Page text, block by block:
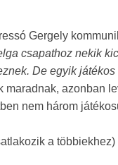
Gergely
csapathoz nekik
De egyik
maradnak, azonban
nem három
a többiekhez)